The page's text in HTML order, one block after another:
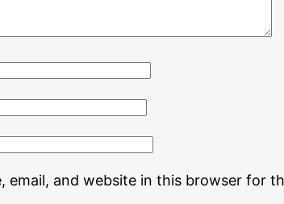
email, and website in this browser for